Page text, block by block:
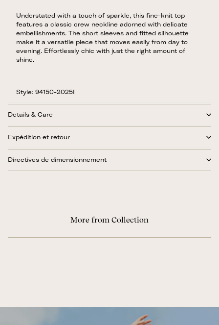
Understated with a touch of sparkle, this fine-knit top
features a classic crew neckline adorned with delicate
embellishments. The short sleeves and fitted silhouette
make it a versatile piece that moves easily from day to
evening. Effortlessly chic with just the right amount of
shine.
Style: 94150-2025I
Details & Care
Expédition et retour
Directives de dimensionnement
More from Collection